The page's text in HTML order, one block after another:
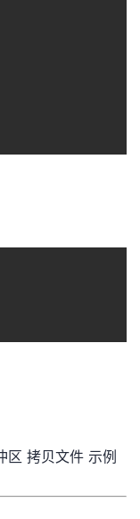
区 拷贝文件 示例